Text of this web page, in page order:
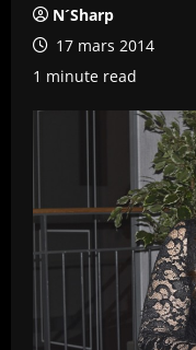
N´Sharp
17 mars 2014
1 minute read